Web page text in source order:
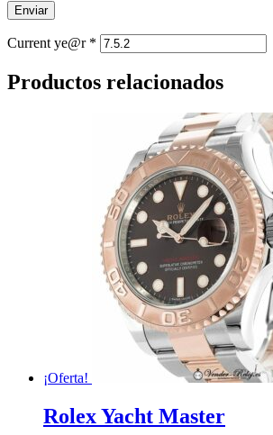
Current ye@r *
Productos relacionados
¡Oferta!
Rolex Yacht Master